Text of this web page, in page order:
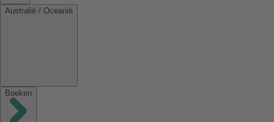
Australië / Oceanië
Boeken